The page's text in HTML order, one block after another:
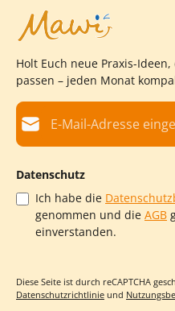
auch möglich. Freie Fallhöhe: < 0,60 m Maße L x B x H: 3,20 x
1,6 x 2,2 m5,30 x 1,6 x 2,2
Sicherheitsbereich;auch als
diesem Bereich das Kind
kann.Sicherheitsbereiche
überschneiden,ausgenommen
Schaukeln, Rutschen,
Holt Euch neue Praxis-
passen – jeden Monat
E-Mail-Adresse*
Datenschutz
Ich habe die
genommen und die AGB
einverstanden.
Diese Seite ist durch reCAPTCHA
Datenschutzrichtlinie und